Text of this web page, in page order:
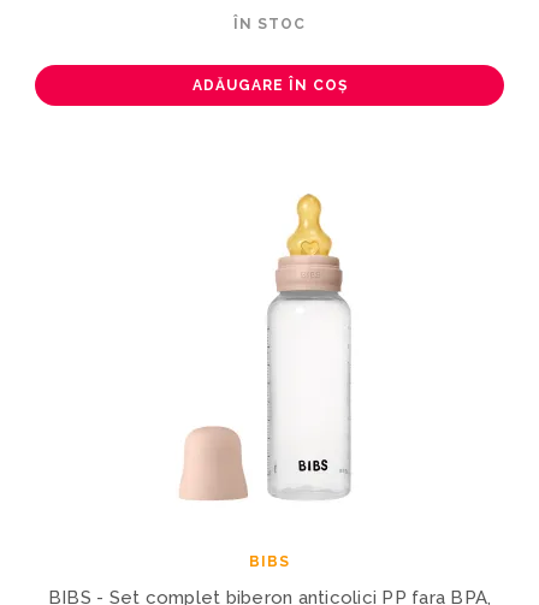
ÎN STOC
ADĂUGARE ÎN COȘ
BIBS
BIBS - Set complet biberon anticolici PP fara BPA,